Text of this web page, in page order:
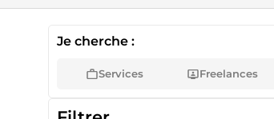
Je cherche :
Services Freelances